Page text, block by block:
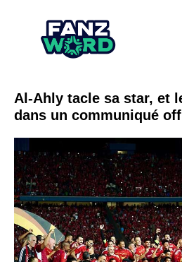
Al-Ahly tacle sa star, et
dans un communiqué